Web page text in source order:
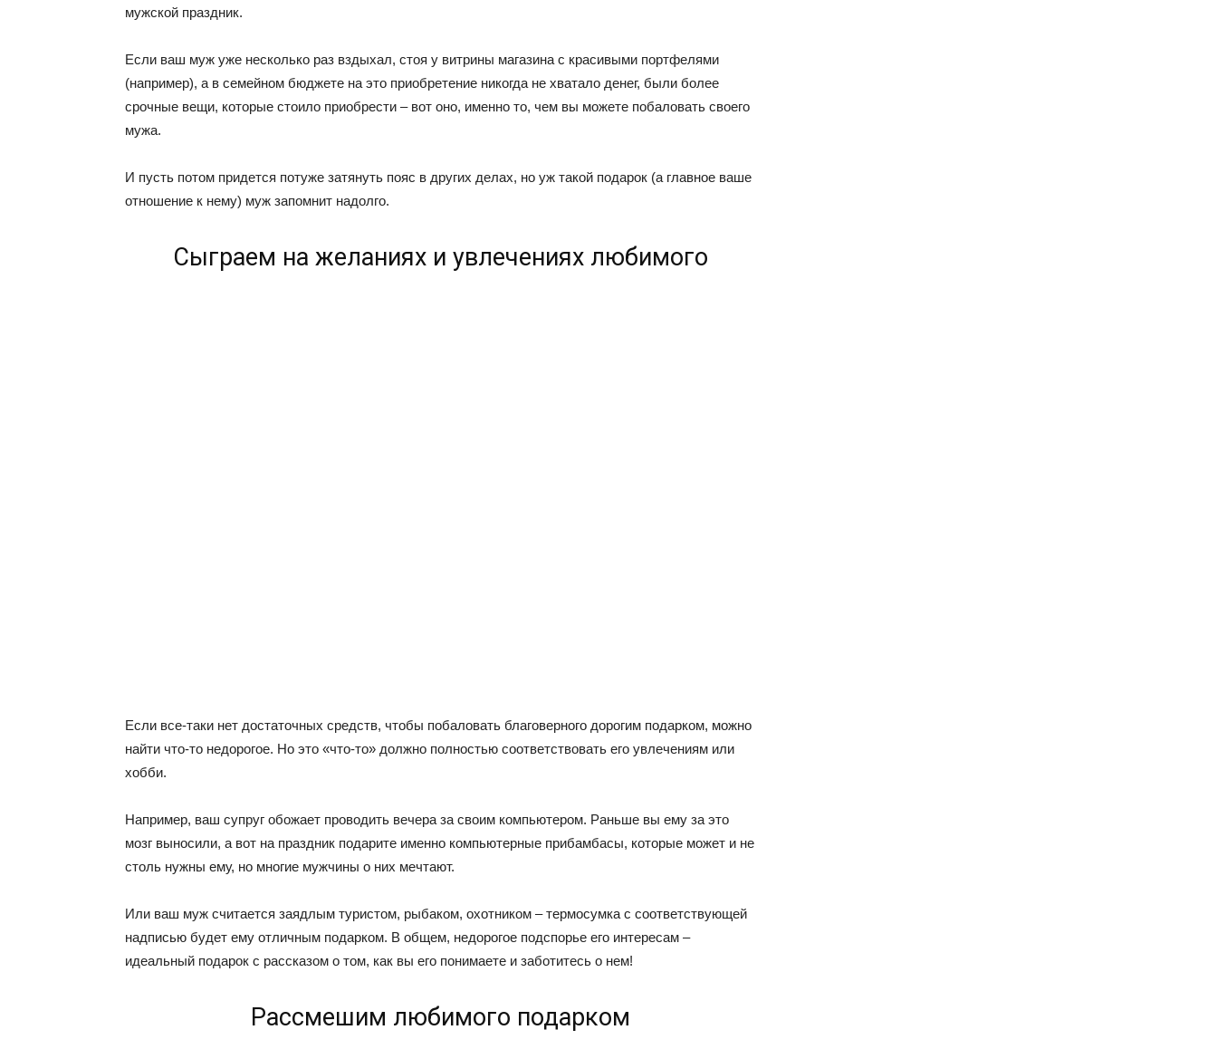
мужской праздник.
Если ваш муж уже несколько раз вздыхал, стоя у витрины магазина с красивыми портфелями
(например), а в семейном бюджете на это приобретение никогда не хватало денег, были более
срочные вещи, которые стоило приобрести – вот оно, именно то, чем вы можете побаловать своего
мужа.
И пусть потом придется потуже затянуть пояс в других делах, но уж такой подарок (а главное ваше
отношение к нему) муж запомнит надолго.
Сыграем на желаниях и увлечениях любимого
Если все-таки нет достаточных средств, чтобы побаловать благоверного дорогим подарком, можно
найти что-то недорогое. Но это «что-то» должно полностью соответствовать его увлечениям или
хобби.
Например, ваш супруг обожает проводить вечера за своим компьютером. Раньше вы ему за это
мозг выносили, а вот на праздник подарите именно компьютерные прибамбасы, которые может и не
столь нужны ему, но многие мужчины о них мечтают.
Или ваш муж считается заядлым туристом, рыбаком, охотником – термосумка с соответствующей
надписью будет ему отличным подарком. В общем, недорогое подспорье его интересам –
идеальный подарок с рассказом о том, как вы его понимаете и заботитесь о нем!
Рассмешим любимого подарком